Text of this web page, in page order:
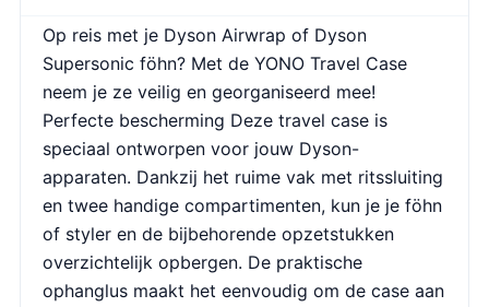
Op reis met je Dyson Airwrap of Dyson
Supersonic föhn? Met de YONO Travel Case
neem je ze veilig en georganiseerd mee!
Perfecte bescherming Deze travel case is
speciaal ontworpen voor jouw Dyson-
apparaten. Dankzij het ruime vak met ritssluiting
en twee handige compartimenten, kun je je föhn
of styler en de bijbehorende opzetstukken
overzichtelijk opbergen. De praktische
ophanglus maakt het eenvoudig om de case aan